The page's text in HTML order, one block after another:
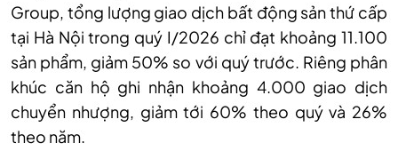
Group, tổng lượng giao dịch bất động sản thứ cấp
tại Hà Nội trong quý I/2026 chỉ đạt khoảng 11.100
sản phẩm, giảm 50% so với quý trước. Riêng phân
khúc căn hộ ghi nhận khoảng 4.000 giao dịch
chuyển nhượng, giảm tới 60% theo quý và 26%
theo năm.